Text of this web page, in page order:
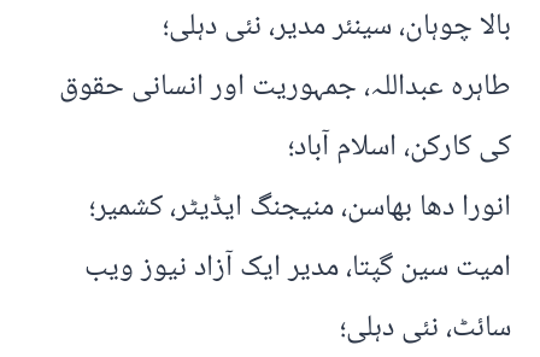
بالا چوہان، سینئر مدیر، نئی دہلی؛
طاہرہ عبداللہ، جمہوریت اور انسانی حقوق
کی کارکن، اسلام آباد؛
انورا دھا بھاسن، منیجنگ ایڈیٹر، کشمیر؛
امیت سین گپتا، مدیر ایک آزاد نیوز ویب
سائٹ، نئی دہلی؛